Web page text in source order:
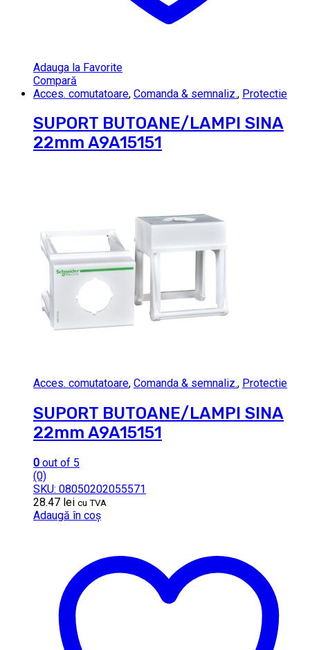
Adauga la Favorite
Compară
Acces. comutatoare, Comanda & semnaliz., Protectie
SUPORT BUTOANE/LAMPI SINA
22mm A9A15151
Acces. comutatoare, Comanda & semnaliz., Protectie
SUPORT BUTOANE/LAMPI SINA
22mm A9A15151
0 out of 5
(0)
SKU: 08050202055571
28.47 lei cu TVA
Adaugă în coș